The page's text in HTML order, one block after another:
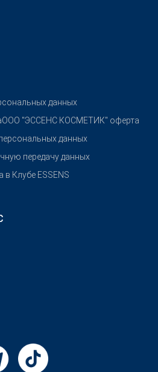
данных
OOO "ЭССЕНС КОСМЕТИК" оферта
данных
передачу данных
Клубе ESSENS